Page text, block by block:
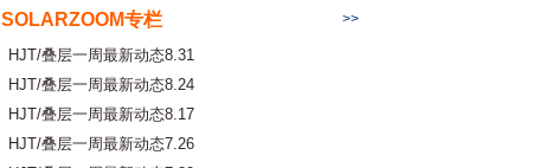
SOLARZOOM专栏 >>
HJT/叠层一周最新动态8.31
HJT/叠层一周最新动态8.24
HJT/叠层一周最新动态8.17
HJT/叠层一周最新动态7.26